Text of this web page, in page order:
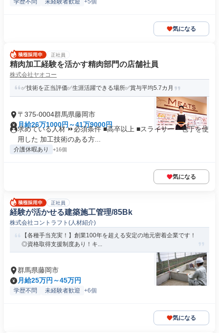
学歴不問 未経験者歓迎 +5個
気になる
正社員
精肉加工経験を活かす精肉部門の店舗社員
株式会社ヤオコー
✅技術を正当評価✅生涯活躍できる場所✅賞与平均5.7カ月
〒375-0004群馬県藤岡市
月給26万1000円～41万9000円
求めている人材 ⏩必須条件 ■高卒以上 ■スライサー・包丁を使
用した 加工技術のある方...
介護休暇あり +16個
気になる
正社員
経験が活かせる建築施工管理/85Bk
株式会社コントラフト(人材紹介)
【各種手当充実！】創業100年を超える安定の地元密着企業です！
◎資格取得支援制度あり！キ...
群馬県藤岡市
月給25万円～45万円
学歴不問 未経験者歓迎 +6個
気になる